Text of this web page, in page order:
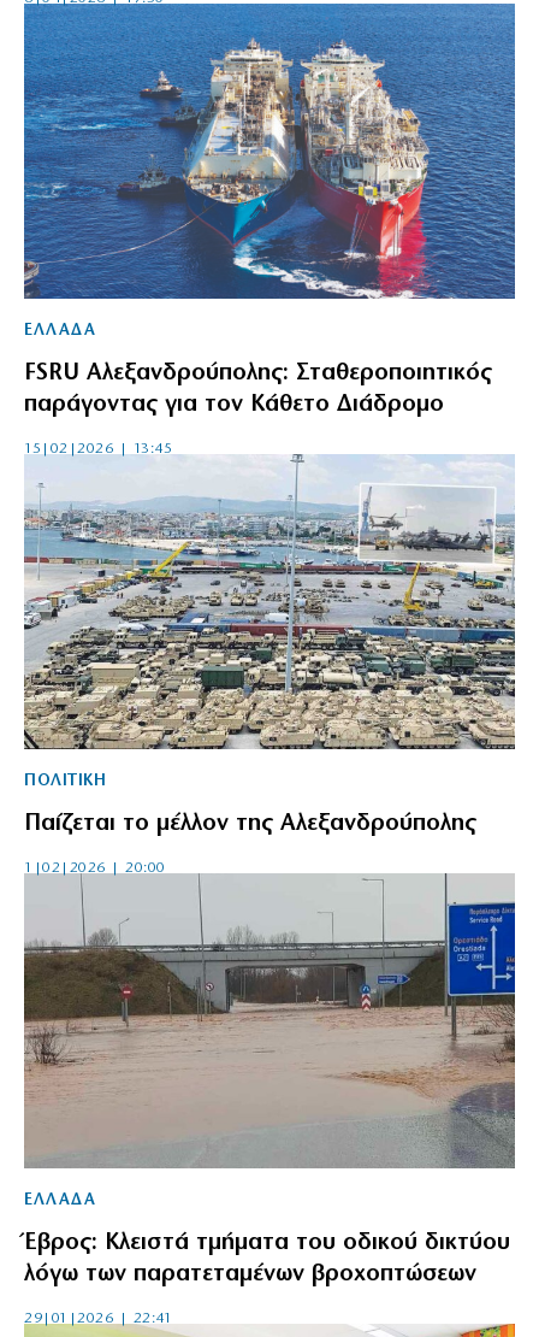
ΕΛΛΑΔΑ
FSRU Αλεξανδρούπολης: Σταθεροποιητικός
παράγοντας για τον Κάθετο Διάδρομο
15|02|2026 | 13:45
ΠΟΛΙΤΙΚΗ
Παίζεται το μέλλον της Αλεξανδρούπολης
1|02|2026 | 20:00
ΕΛΛΑΔΑ
Έβρος: Κλειστά τμήματα του οδικού δικτύου
λόγω των παρατεταμένων βροχοπτώσεων
29|01|2026 | 22:41